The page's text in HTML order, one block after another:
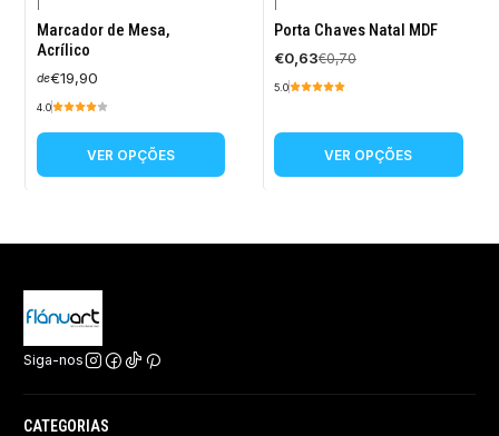
Marcador de Mesa,
Acrílico
de€19,90
4.0
VER OPÇÕES
-10%
DESCONTO
Porta Chaves Natal MDF
€0,63€0,70
5.0
VER OPÇÕES
Siga-nos
CATEGORIAS